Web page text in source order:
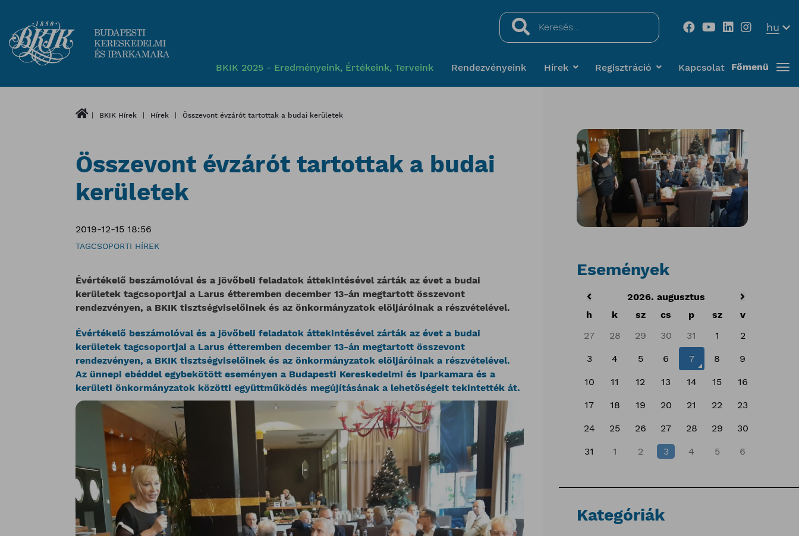
Keresés...
hu
BKIK 2025 - Eredményeink, Értékeink, Terveink Rendezvényeink Hírek Regisztráció Kapcsolat Főmenü
BKIK Hírek Hírek Összevont évzárót tartottak a budai kerületek
Összevont évzárót tartottak a budai
kerületek
2019-12-15 18:56
TAGCSOPORTI HÍREK
Évértékelő beszámolóval és a jövőbeli feladatok áttekintésével zárták az évet a budai
kerületek tagcsoportjai a Larus étteremben december 13-án megtartott összevont
rendezvényen, a BKIK tisztségviselőinek és az önkormányzatok elöljáróinak a részvételével.
Évértékelő beszámolóval és a jövőbeli feladatok áttekintésével zárták az évet a budai
kerületek tagcsoportjai a Larus étteremben december 13-án megtartott összevont
rendezvényen, a BKIK tisztségviselőinek és az önkormányzatok elöljáróinak a részvételével.
Az ünnepi ebéddel egybekötött eseményen a Budapesti Kereskedelmi és Iparkamara és a
kerületi önkormányzatok közötti együttműködés megújításának a lehetőségeit tekintették át.
Események
2026. augusztus
h
k sz cs p sz
v
27
28 29 30 31 1 2
3 4 5 6 7 8 9
10 11 12 13 14 15 16
17 18 19 20 21 22 23
24 25 26 27 28 29 30
31 1 2 3 4 5 6
Kategóriák